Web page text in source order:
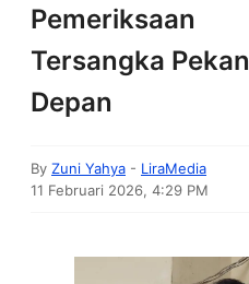
Pemeriksaan
Tersangka Pekan
Depan
By Zuni Yahya - LiraMedia
11 Februari 2026, 4:29 PM